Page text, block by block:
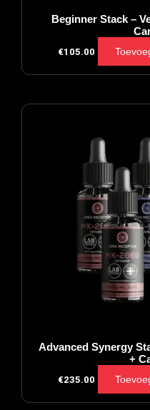
Beginner Stack –
€105.00
Advanced Synergy
+
€235.00